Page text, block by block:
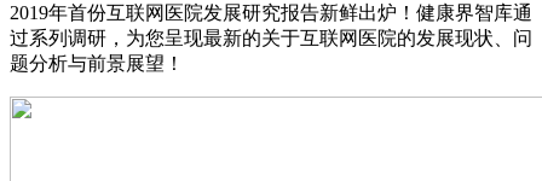
2019年首份互联网医院发展研究报告新鲜出炉！健康界智库通
过系列调研，为您呈现最新的关于互联网医院的发展现状、问
题分析与前景展望！